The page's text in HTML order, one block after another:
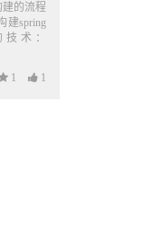
建的流程
建spring
技术：
1 1